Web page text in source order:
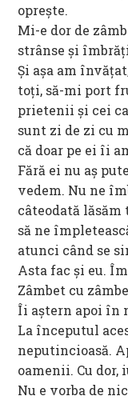
oprește.
Mi-e dor de
strânse și
Și așa am
toți, să-mi port
prietenii și cei
sunt zi de zi cu
că doar pe ei îi
Fără ei nu aș
vedem. Nu ne
câteodată lăsăm
să ne
atunci când se
Asta fac și eu.
Zâmbet cu
Îi aștern apoi în
La începutul
neputincioasă.
oamenii. Cu dor,
Nu e vorba de